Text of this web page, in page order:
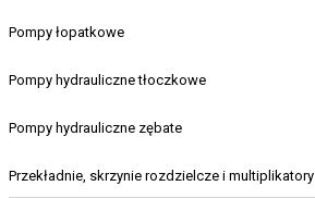
Pompy łopatkowe
Pompy hydrauliczne tłoczkowe
Pompy hydrauliczne zębate
Przekładnie, skrzynie rozdzielcze i multiplikatory